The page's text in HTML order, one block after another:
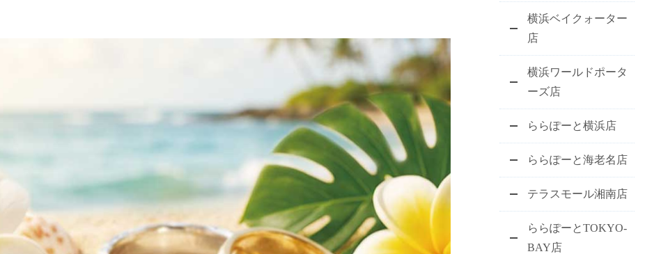
横浜ベイクォーター
店
横浜ワールドポータ
ーズ店
ららぽーと横浜店
ららぽーと海老名店
テラスモール湘南店
ららぽーとTOKYO-
BAY店